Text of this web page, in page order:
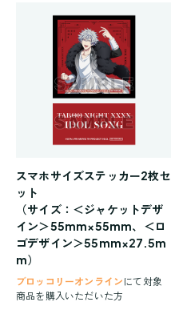
スマホサイズステッカー2枚セ
ット
（サイズ：＜ジャケットデザ
イン＞55mm×55mm、＜ロ
ゴデザイン＞55mm×27.5m
m）
ブロッコリーオンライン にて対象
商品を購入いただいた方